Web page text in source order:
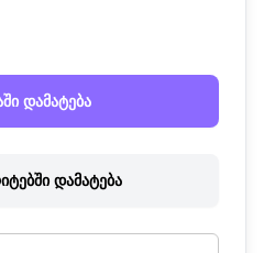
დამატება
დამატება